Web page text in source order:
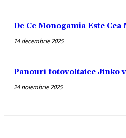
De Ce Monogamia Este
14 decembrie 2025
Panouri fotovoltaice Jinko
24 noiembrie 2025